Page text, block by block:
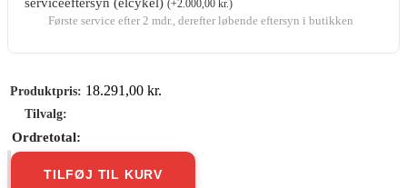
(+2.000,00 kr.)
Første service efter 2 mdr., derefter løbende eftersyn i butikken
18.291,00 kr.
TILFØJ TIL KURV